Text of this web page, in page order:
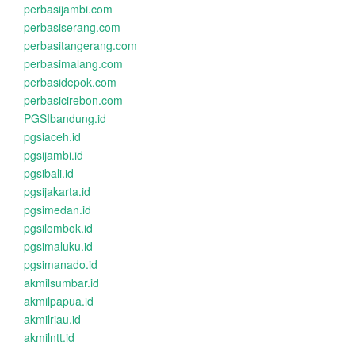
perbasijambi.com
perbasiserang.com
perbasitangerang.com
perbasimalang.com
perbasidepok.com
perbasicirebon.com
PGSIbandung.id
pgsiaceh.id
pgsijambi.id
pgsibali.id
pgsijakarta.id
pgsimedan.id
pgsilombok.id
pgsimaluku.id
pgsimanado.id
akmilsumbar.id
akmilpapua.id
akmilriau.id
akmilntt.id